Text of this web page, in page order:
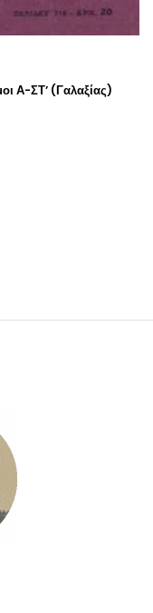
Α-ΣΤ’ (Γαλαξίας)